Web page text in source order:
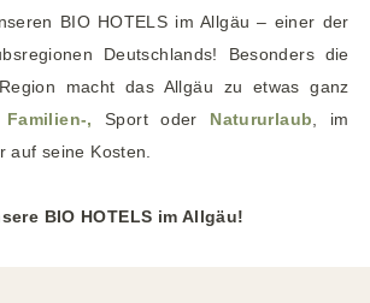
BIO HOTELS im Allgäu – einer der
Deutschlands! Besonders die
macht das Allgäu zu etwas ganz
Familien-, Sport oder Natururlaub, im
auf seine Kosten.
BIO HOTELS im Allgäu!